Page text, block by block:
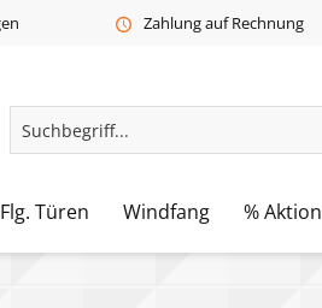
Zahlung auf Rechnung
Türen Windfang % Aktion